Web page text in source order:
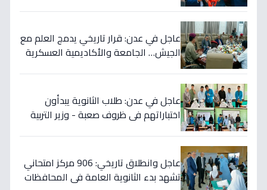
عاجل في عدن: قرار تاريخي يدمج العلم مع
الجيش… الجامعة والأكاديمية العسكرية
عاجل في عدن: طلاب الثانوية يبدأون
اختباراتهم في ظروف صعبة - وزير التربية
عاجل وانطلاق تاريخي: 906 مركز امتحاني
تشهد بدء الثانوية العامة في المحافظات